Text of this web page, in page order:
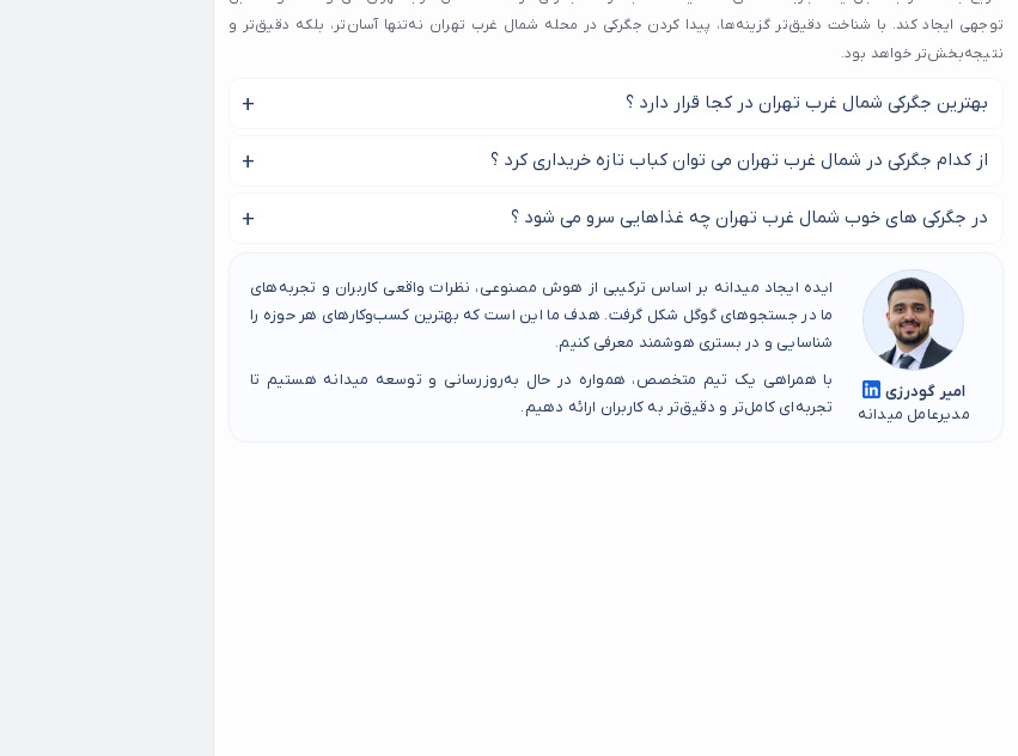
توجهی ایجاد کند. با شناخت دقیق‌تر گزینه‌ها، پیدا کردن جگرکی در محله شمال غرب تهران نه‌تنها آسان‌تر، بلکه دقیق‌تر و
نتیجه‌بخش‌تر خواهد بود.
بهترین جگرکی شمال غرب تهران در کجا قرار دارد ؟
امکان یافتن بهترین جگرکی شمال غرب تهران در این مطلب برای شما قرار داده شده است.
از کدام جگرکی در شمال غرب تهران می توان کباب تازه خریداری کرد ؟
معمولا جگرکی های خوب شمال غرب تهران از گوشت های تازه و سالم استفاده می کنند.
در جگرکی های خوب شمال غرب تهران چه غذاهایی سرو می شود ؟
معمولا علاوه بر دل و قلوه و جگر می توان در برخی از جگرکی های خوب شمال غرب تهران انواع کباب ها را
نیز خریداری کرد.
امیر گودرزی
مدیرعامل میدانه
ایده ایجاد میدانه بر اساس ترکیبی از هوش مصنوعی، نظرات واقعی کاربران و تجربه‌های
ما در جستجوهای گوگل شکل گرفت. هدف ما این است که بهترین کسب‌وکارهای هر حوزه را
شناسایی و در بستری هوشمند معرفی کنیم.
با همراهی یک تیم متخصص، همواره در حال به‌روزرسانی و توسعه میدانه هستیم تا
تجربه‌ای کامل‌تر و دقیق‌تر به کاربران ارائه دهیم.